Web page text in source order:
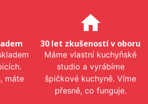
u nás?
máte
home
30 let zkušeností v oboru
Máme vlastní kuchyňské
studio a vyrábíme
špičkové kuchyně. Víme
přesně, co funguje.